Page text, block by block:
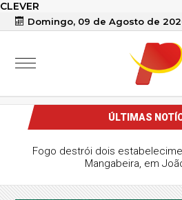
CLEVER
Domingo, 09 de Agosto de
ÚLTIMAS
Fogo destrói dois
Mangabeira, em